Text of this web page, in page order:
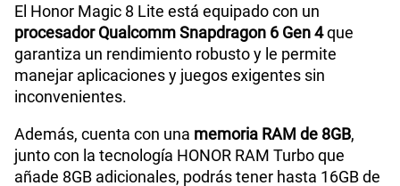
Compatibilidad con eSIM
El Honor Magic 8 Lite está equipado con un
procesador Qualcomm Snapdragon 6 Gen 4que
garantiza un rendimiento robusto y le permite
manejar aplicaciones y juegos exigentes sin
inconvenientes.
Además, cuenta con una memoria RAM de 8GB,
junto con la tecnología HONOR RAM Turbo que
añade 8GB adicionales, podrás tener hasta 16GB de